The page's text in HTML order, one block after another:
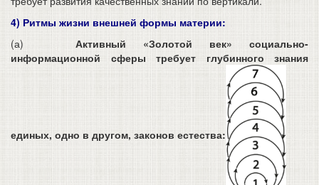
4) Ритмы жизни внешней формы материи:
(а) Активный «Золотой век» социально-
информационной сферы требует глубинного знания
единых, одно в другом, законов естества: